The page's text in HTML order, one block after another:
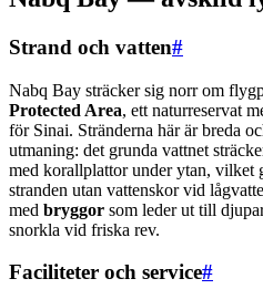
Strand och vatten#
Nabq Bay sträcker sig norr om
Protected Area, ett naturreservat
för Sinai. Stränderna här är breda
utmaning: det grunda vattnet
med korallplattor under ytan, vilket
stranden utan vattenskor vid
med bryggor som leder ut till
snorkla vid friska rev.
Faciliteter och service#